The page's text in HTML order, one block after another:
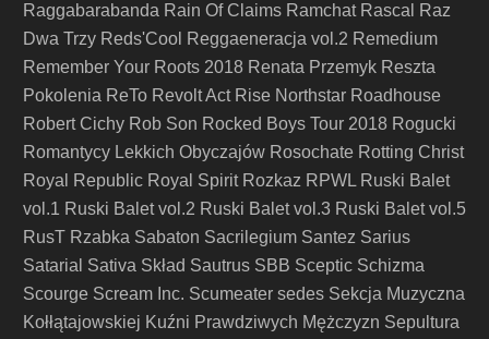
Raggabarabanda Rain Of Claims Ramchat Rascal
Raz
Dwa Trzy Reds'Cool Reggaeneracja vol.2 Remedium
Remember Your Roots 2018 Renata Przemyk Reszta
Pokolenia ReTo Revolt Act Rise Northstar Roadhouse
Robert Cichy Rob Son Rocked Boys Tour 2018 Rogucki
Romantycy Lekkich Obyczajów Rosochate Rotting Christ
Royal Republic Royal Spirit Rozkaz RPWL Ruski Balet
vol.1 Ruski Balet vol.2 Ruski Balet vol.3 Ruski Balet vol.5
RusT Rzabka Sabaton Sacrilegium Santez Sarius
Satarial Sativa Skład Sautrus SBB Sceptic Schizma
Scourge Scream Inc. Scumeater sedes Sekcja Muzyczna
Kołłątajowskiej Kuźni Prawdziwych Mężczyzn Sepultura